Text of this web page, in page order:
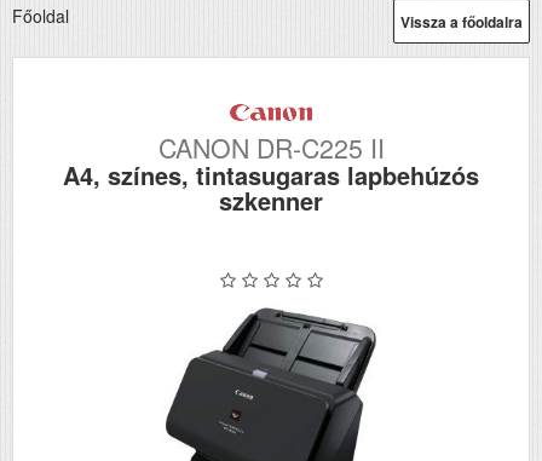
Vissza a főoldalra
Főoldal
CANON DR-C225 II
A4, színes, tintasugaras lapbehúzós
szkenner